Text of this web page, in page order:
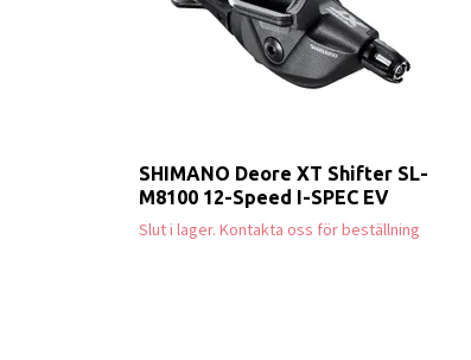
SHIMANO Deore XT Shifter SL-
M8100 12-Speed I-SPEC EV
Slut i lager. Kontakta oss för beställning